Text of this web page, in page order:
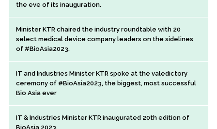
the eve of its inauguration.
Minister KTR chaired the industry roundtable with 20
select medical device company leaders on the sidelines
of #BioAsia2023.
IT and Industries Minister KTR spoke at the valedictory
ceremony of #BioAsia2023, the biggest, most successful
Bio Asia ever
IT & Industries Minister KTR inaugurated 20th edition of
BioAsia 2023.